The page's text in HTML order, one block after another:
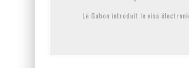
Le Gabon introduit le visa